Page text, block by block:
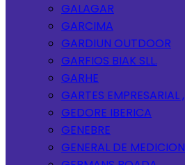
GALAGAR
GARCIMA
GARDIUN OUTDOOR
GARFIOS BIAK SLL.
GARHE
GARTES EMPRESARIAL ,
GEDORE IBERICA
GENEBRE
GENERAL DE MEDICION